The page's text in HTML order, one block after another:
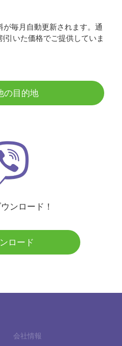
毎月自動更新されます。通
引いた価格でご提供していま
の目的地
ンロード！
ロード
会社情報